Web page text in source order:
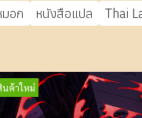
อก หนังสือแปล Thai
นค้าใหม่